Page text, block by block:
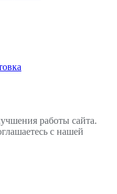
работы сайта.
с нашей